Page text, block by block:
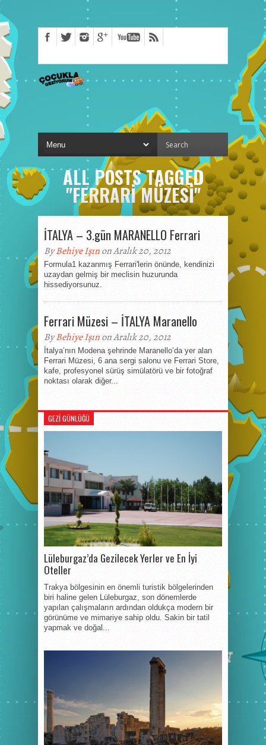
ALL POSTS TAGGED
"FERRARI MÜZESI"
İTALYA – 3.gün MARANELLO Ferrari
ByBehiye Işınon Aralık 20, 2012
Formula1 kazanmış Ferrari'lerin önünde, kendinizi
uzaydan gelmiş bir meclisin huzurunda
hissediyorsunuz.
Ferrari Müzesi – İTALYA Maranello
ByBehiye Işınon Aralık 20, 2012
İtalya’nın Modena şehrinde Maranello’da yer alan
Ferrari Müzesi, 6 ana sergi salonu ve Ferrari Store,
kafe, profesyonel sürüş simülatörü ve bir fotoğraf
noktası olarak diğer...
GEZI GÜNLÜĞÜ
Lüleburgaz’da Gezilecek Yerler ve En İyi
Oteller
Trakya bölgesinin en önemli turistik bölgelerinden
biri haline gelen Lüleburgaz, son dönemlerde
yapılan çalışmaların ardından oldukça modern bir
görünüme ve mimariye sahip oldu. Sakin bir tatil
yapmak ve doğal...